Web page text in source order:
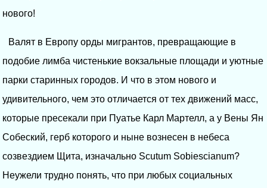
нового!
Валят в Европу орды мигрантов, превращающие в
подобие лимба чистенькие вокзальные площади и уютные
парки старинных городов. И что в этом нового и
удивительного, чем это отличается от тех движений масс,
которые пресекали при Пуатье Карл Мартелл, а у Вены Ян
Собеский, герб которого и ныне вознесен в небеса
созвездием Щита, изначально Scutum Sobiescianum?
Неужели трудно понять, что при любых социальных